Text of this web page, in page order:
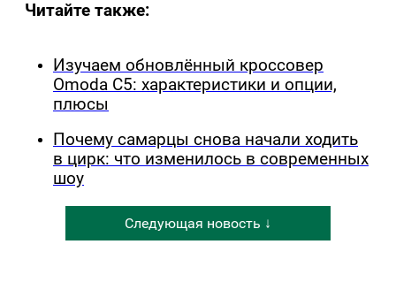
Читайте также:
Изучаем обновлённый кроссовер
Omoda C5: характеристики и опции,
плюсы
Почему самарцы снова начали ходить
в цирк: что изменилось в современных
шоу
Следующая новость ↓